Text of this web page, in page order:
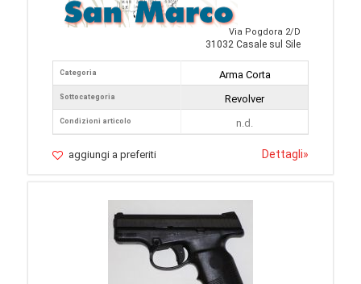
Via Pogdora 2/D
31032 Casale sul Sile
Categoria
Sottocategoria
Condizioni articolo
Arma Corta
Revolver
n.d.
aggiungi a preferiti Dettagli»